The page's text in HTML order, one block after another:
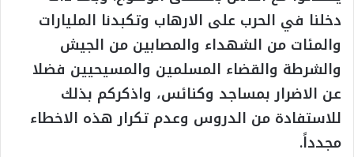
دخلنا في الحرب على الارهاب وتكبدنا المليارات
والمئات من الشهداء والمصابين من الجيش
والشرطة والقضاء المسلمين والمسيحيين فضلا
عن الاضرار بمساجد وكنائس، واذكركم بذلك
للاستفادة من الدروس وعدم تكرار هذه الاخطاء
مجدداً.